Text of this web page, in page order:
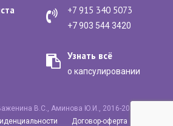
+7 915 340 5073
+7 903 544 3420
Узнать всё
о капсулировании
В.С., Аминова Ю.И., 2016-2020
Договор-оферта